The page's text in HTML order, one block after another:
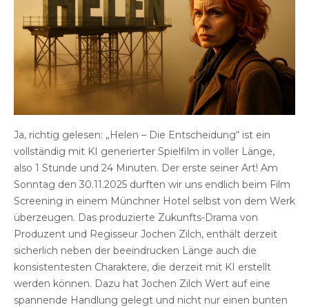
Ja, richtig gelesen: „Helen – Die Entscheidung“ ist ein
vollständig mit KI generierter Spielfilm in voller Länge,
also 1 Stunde und 24 Minuten. Der erste seiner Art! Am
Sonntag den 30.11.2025 durften wir uns endlich beim Film
Screening in einem Münchner Hotel selbst von dem Werk
überzeugen. Das produzierte Zukunfts-Drama von
Produzent und Regisseur Jochen Zilch, enthält derzeit
sicherlich neben der beeindrucken Länge auch die
konsistentesten Charaktere, die derzeit mit KI erstellt
werden können. Dazu hat Jochen Zilch Wert auf eine
spannende Handlung gelegt und nicht nur einen bunten